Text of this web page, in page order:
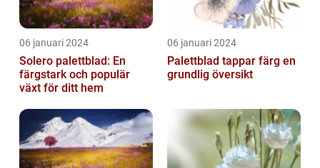
06 januari 2024
Solero palettblad: En
färgstark och populär
växt för ditt hem
06 januari 2024
Palettblad tappar färg en
grundlig översikt